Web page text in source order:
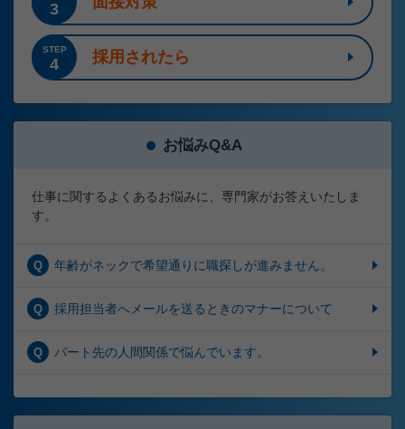
3
STEP
4 採用されたら
お悩みQ&A
仕事に関するよくあるお悩みに、専門家がお答えいたしま
す。
Q 年齢がネックで希望通りに職探しが進みません。
Q 採用担当者へメールを送るときのマナーについて
Q パート先の人間関係で悩んでいます。